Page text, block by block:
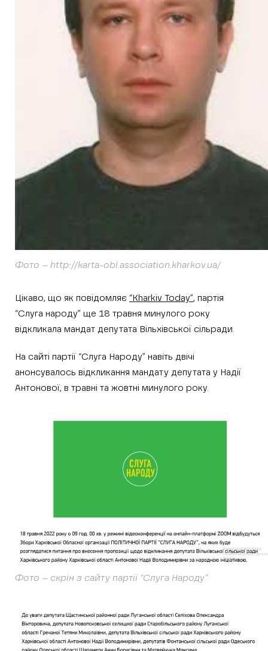
Фото – http://karta-obl.association.kharkov.ua/
Цікаво, що як повідомляє “Kharkiv Today”, партія
“Слуга народу” ще 18 травня минулого року
відкликала мандат депутата Вільхівської сільради.
На сайті партії “Слуга Народу” навіть двічі
анонсувалось відкликання мандату депутата у Надії
Антонової, в травні та жовтні минулого року.
Фото – скрін з сайту партії “Слуга Народу”